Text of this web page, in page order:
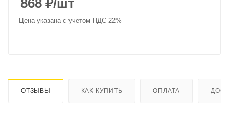
868 ₽/шт
Цена указана с учетом НДС 22%
ОТЗЫВЫ КАК КУПИТЬ ОПЛАТА